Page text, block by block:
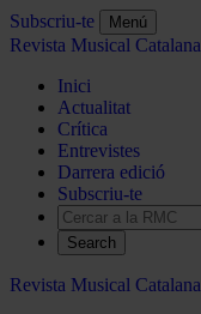
Subscriu-te Menú
Revista Musical Catalana
Inici
Actualitat
Crítica
Entrevistes
Darrera edició
Subscriu-te
Search
Revista Musical Catalana